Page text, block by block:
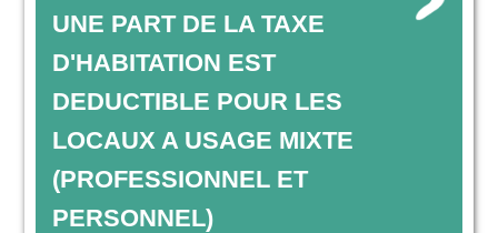
UNE PART DE LA TAXE
D'HABITATION EST
DEDUCTIBLE POUR LES
LOCAUX A USAGE MIXTE
(PROFESSIONNEL ET
PERSONNEL)